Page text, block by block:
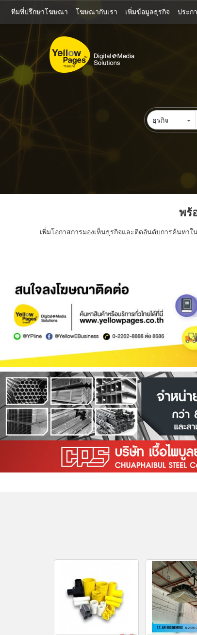
หลัก
ทีมที่ปรึกษาโฆษณา โฆษณากับเรา เพิ่มข้อมูลธุรกิจ ประก
ธุรกิจ
พร้
เพิ่มโอกาสการมองเห็นธุรกิจและติดอันดับการค้นหา